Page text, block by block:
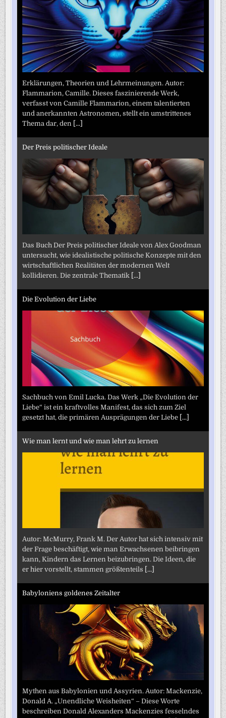
Erklärungen, Theorien und Lehrmeinungen. Autor:
Flammarion, Camille. Dieses faszinierende Werk,
verfasst von Camille Flammarion, einem talentierten
und anerkannten Astronomen, stellt ein umstrittenes
Thema dar, den [...]
Der Preis politischer Ideale
Das Buch Der Preis politischer Ideale von Alex Goodman
untersucht, wie idealistische politische Konzepte mit den
wirtschaftlichen Realitäten der modernen Welt
kollidieren. Die zentrale Thematik [...]
Die Evolution der Liebe
Sachbuch von Emil Lucka. Das Werk „Die Evolution der
Liebe“ ist ein kraftvolles Manifest, das sich zum Ziel
gesetzt hat, die primären Ausprägungen der Liebe [...]
Wie man lernt und wie man lehrt zu lernen
Autor: McMurry, Frank M. Der Autor hat sich intensiv mit
der Frage beschäftigt, wie man Erwachsenen beibringen
kann, Kindern das Lernen beizubringen. Die Ideen, die
er hier vorstellt, stammen größtenteils [...]
Babyloniens goldenes Zeitalter
Mythen aus Babylonien und Assyrien. Autor: Mackenzie,
Donald A. „Unendliche Weisheiten“ – Diese Worte
beschreiben Donald Alexanders Mackenzies fesselndes